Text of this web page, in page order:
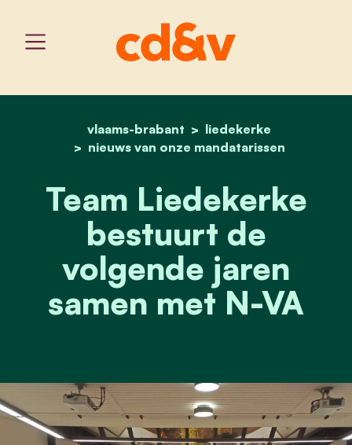
home
vlaams-brabant
liedekerke
nieuws van onze mandatarissen
team liedekerke
Team Liedekerke
bestuurt de
volgende jaren
samen met N-VA